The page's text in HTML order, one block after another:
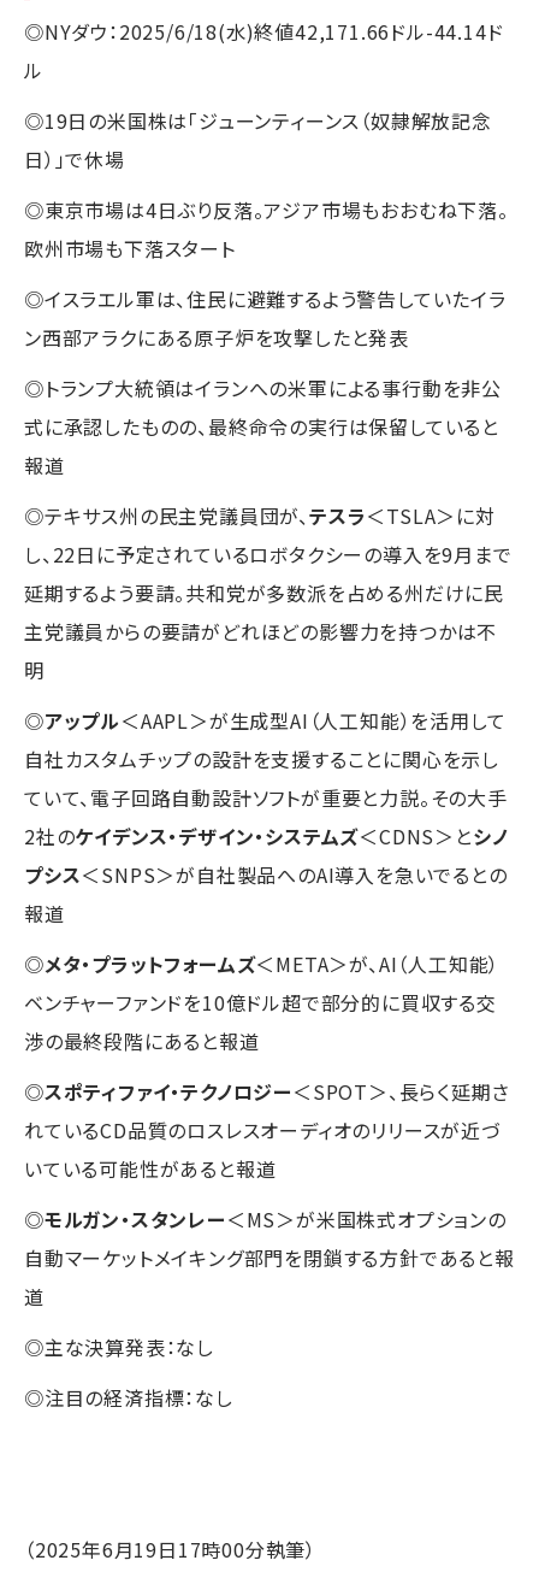
◎NYダウ：2025/6/18(水)終値42,171.66ドル-44.14ド
ル
◎19日の米国株は「ジューンティーンス（奴隷解放記念
日）」で休場
◎東京市場は4日ぶり反落。アジア市場もおおむね下落。
欧州市場も下落スタート
◎イスラエル軍は、住民に避難するよう警告していたイラ
ン西部アラクにある原子炉を攻撃したと発表
◎トランプ大統領はイランへの米軍による事行動を非公
式に承認したものの、最終命令の実行は保留していると
報道
◎テキサス州の民主党議員団が、テスラ＜TSLA＞に対
し、22日に予定されているロボタクシーの導入を9月まで
延期するよう要請。共和党が多数派を占める州だけに民
主党議員からの要請がどれほどの影響力を持つかは不
明
◎アップル＜AAPL＞が生成型AI（人工知能）を活用して
自社カスタムチップの設計を支援することに関心を示し
ていて、電子回路自動設計ソフトが重要と力説。その大手
2社のケイデンス・デザイン・システムズ＜CDNS＞とシノ
プシス＜SNPS＞が自社製品へのAI導入を急いでるとの
報道
◎メタ・プラットフォームズ＜META＞が、AI（人工知能）
ベンチャーファンドを10億ドル超で部分的に買収する交
渉の最終段階にあると報道
◎スポティファイ・テクノロジー＜SPOT＞、長らく延期さ
れているCD品質のロスレスオーディオのリリースが近づ
いている可能性があると報道
◎モルガン・スタンレー＜MS＞が米国株式オプションの
自動マーケットメイキング部門を閉鎖する方針であると報
道
◎主な決算発表：なし
◎注目の経済指標：なし
（2025年6月19日17時00分執筆）